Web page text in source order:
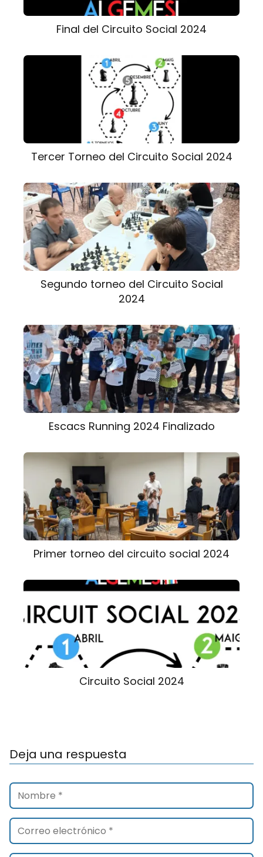
Final del Circuito Social 2024
Tercer Torneo del Circuito Social 2024
Segundo torneo del Circuito Social
2024
Escacs Running 2024 Finalizado
Primer torneo del circuito social 2024
Circuito Social 2024
Deja una respuesta